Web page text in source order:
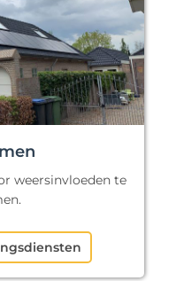
weersinvloeden te